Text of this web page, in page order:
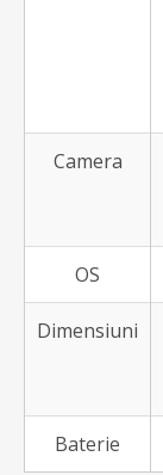
Camera
OS
Dimensiuni
Baterie